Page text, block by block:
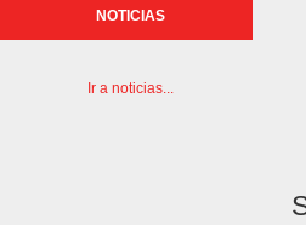
NOTICIAS
Ir a noticias...